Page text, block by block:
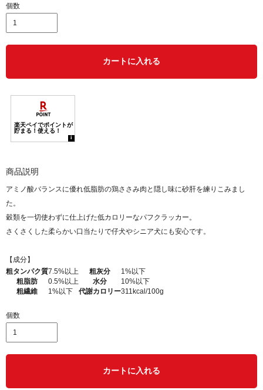
個数
カートに入れる
商品説明
アミノ酸バランスに優れ低脂肪の鶏ささみ肉と隠し味に砂肝を練りこみまし
た。
穀類を一切使わずに仕上げた低カロリーなパフクラッカー。
さくさくした柔らかい口当たりで仔犬やシニア犬にも安心です。
【成分】
粗タンパク質7.5%以上 粗灰分
1%以下
粗脂肪
0.5%以上 水分
10%以下
粗繊維
1%以下 代謝カロリー311kcal/100g
個数
カートに入れる